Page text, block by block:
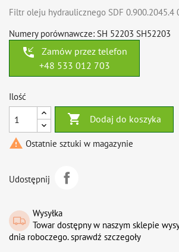
Filtr oleju hydraulicznego SDF 0.900.2045.4
Numery porównawcze: SH 52203 SH52203
phone_callback
Zamów przez telefon
+48 533 012 703
Ilość
 Dodaj do koszyka
 Ostatnie sztuki w magazynie
Udostępnij
Wysyłka
Towar dostępny w naszym sklepie
dnia roboczego. sprawdź szczegoły